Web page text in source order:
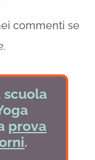
commenti se
scuola
prova
.